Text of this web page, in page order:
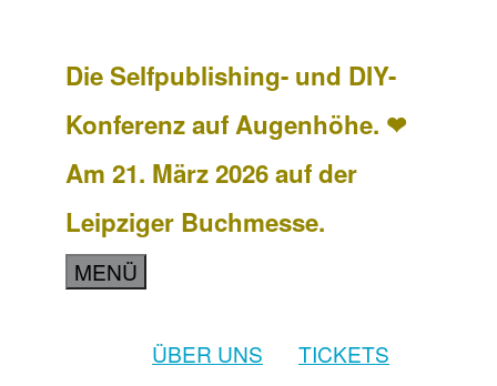
Die Selfpublishing- und DIY-
Konferenz auf Augenhöhe. ❤
Am 21. März 2026 auf der
Leipziger Buchmesse.
MENÜ
ÜBER UNS
TICKETS